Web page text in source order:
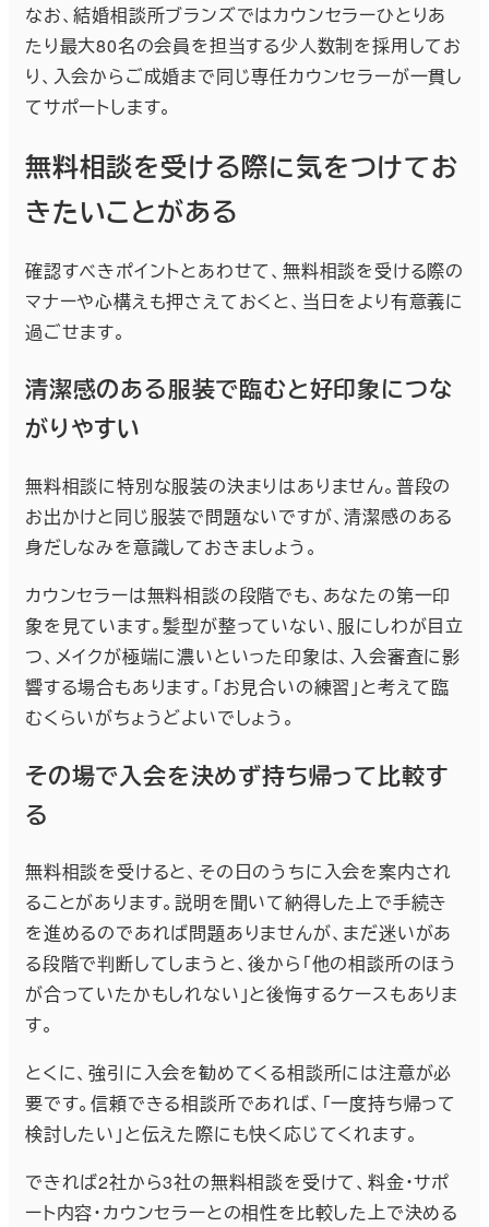
なお、結婚相談所ブランズではカウンセラーひとりあ
たり最大80名の会員を担当する少人数制を採用してお
り、入会からご成婚まで同じ専任カウンセラーが一貫し
てサポートします。
無料相談を受ける際に気をつけてお
きたいことがある
確認すべきポイントとあわせて、無料相談を受ける際の
マナーや心構えも押さえておくと、当日をより有意義に
過ごせます。
清潔感のある服装で臨むと好印象につな
がりやすい
無料相談に特別な服装の決まりはありません。普段の
お出かけと同じ服装で問題ないですが、清潔感のある
身だしなみを意識しておきましょう。
カウンセラーは無料相談の段階でも、あなたの第一印
象を見ています。髪型が整っていない、服にしわが目立
つ、メイクが極端に濃いといった印象は、入会審査に影
響する場合もあります。「お見合いの練習」と考えて臨
むくらいがちょうどよいでしょう。
その場で入会を決めず持ち帰って比較す
る
無料相談を受けると、その日のうちに入会を案内され
ることがあります。説明を聞いて納得した上で手続き
を進めるのであれば問題ありませんが、まだ迷いがあ
る段階で判断してしまうと、後から「他の相談所のほう
が合っていたかもしれない」と後悔するケースもありま
す。
とくに、強引に入会を勧めてくる相談所には注意が必
要です。信頼できる相談所であれば、「一度持ち帰って
検討したい」と伝えた際にも快く応じてくれます。
できれば2社から3社の無料相談を受けて、料金・サポ
ート内容・カウンセラーとの相性を比較した上で決める